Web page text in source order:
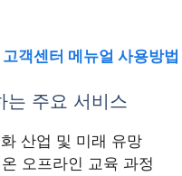
객센터 메뉴얼 사용방
는 주요 서비스
산업 및 미래 유망
오프라인 교육 과정